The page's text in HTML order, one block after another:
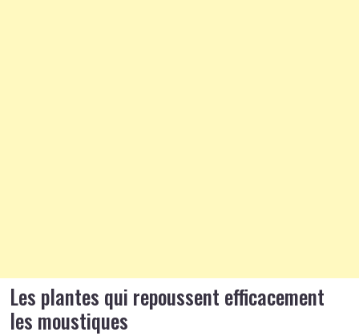
Les plantes qui repoussent efficacement
les moustiques